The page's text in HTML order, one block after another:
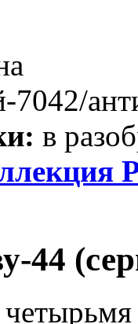
7042/
в
44